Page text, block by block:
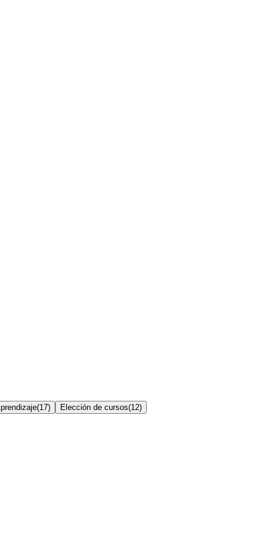
(17) Elección de cursos(12)